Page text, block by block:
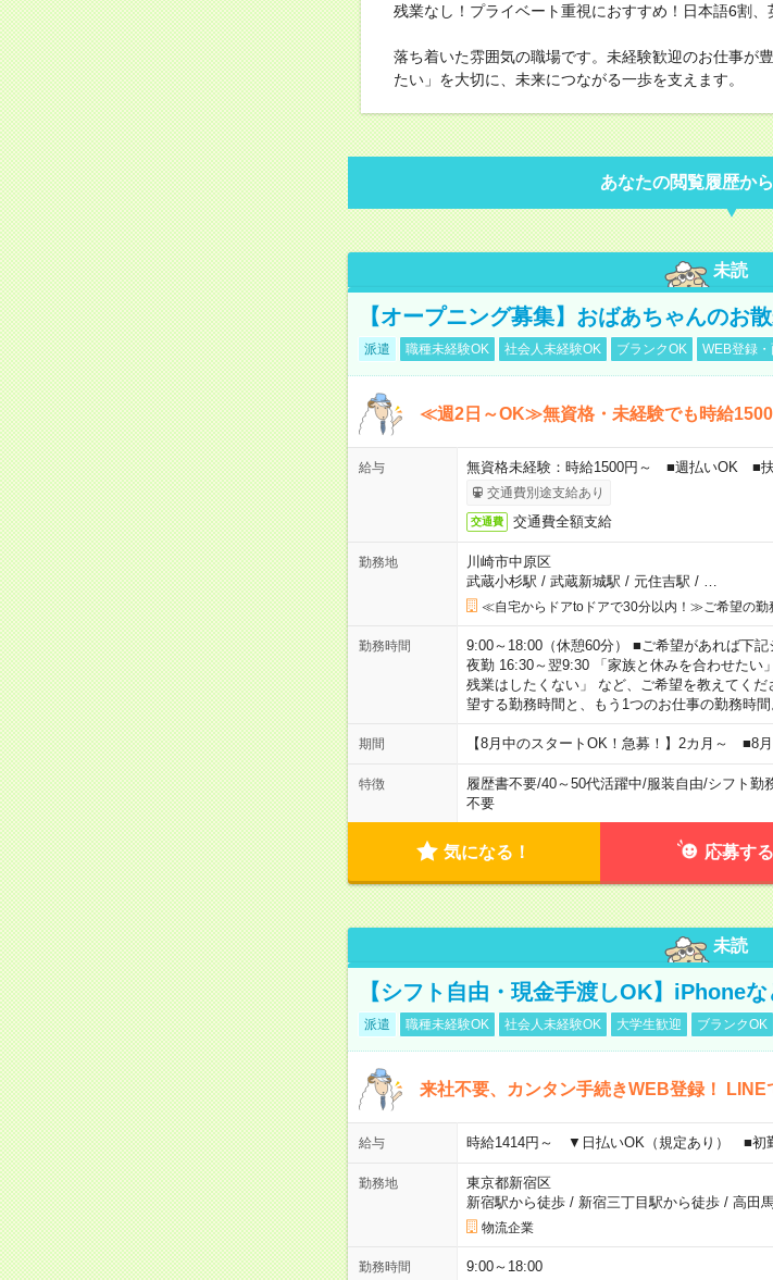
残業なし！プライベート重視におすすめ！日本語6割
落ち着いた雰囲気の職場です。未経験歓迎のお仕事が
たい」を大切に、未来につながる一歩を支えます。
あなたの閲覧履歴か
未読
【オープニング募集】おばあちゃんのお
派遣 職種未経験OK 社会人未経験OK ブランクOK WEB登録
≪週2日～OK≫無資格・未経験でも時給1500
給与 無資格未経験：時給1500円～ ■週払いOK ■
交通費別途支給あり
交通費 交通費全額支給
勤務地
川崎市中原区
武蔵小杉駅 / 武蔵新城駅 / 元住吉駅 /
≪自宅からドアtoドアで30分以内！≫ご希望の勤
勤務時間
9:00～18:00（休憩60分） ■ご希望があれば下
夜勤 16:30～翌9:30 「家族と休みを合わせたい
残業はしたくない」 など、ご希望を教えてく
望する勤務時間と、もう1つのお仕事の勤務時
期間 【8月中のスタートOK！急募！】2カ月～ ■8
特徴 履歴書不要/40～50代活躍中/服装自由/シフト勤
不要
気になる！ 応募する
未読
【シフト自由・現金手渡しOK】iPhone
派遣 職種未経験OK 社会人未経験OK 大学生歓迎 ブランクOK
来社不要、カンタン手続きWEB登録！ LINE
給与 時給1414円～ ▼日払いOK（規定あり） ■初
勤務地
東京都新宿区
新宿駅から徒歩/ 新宿三丁目駅から徒歩/ 高田
物流企業
勤務時間 9:00～18:00